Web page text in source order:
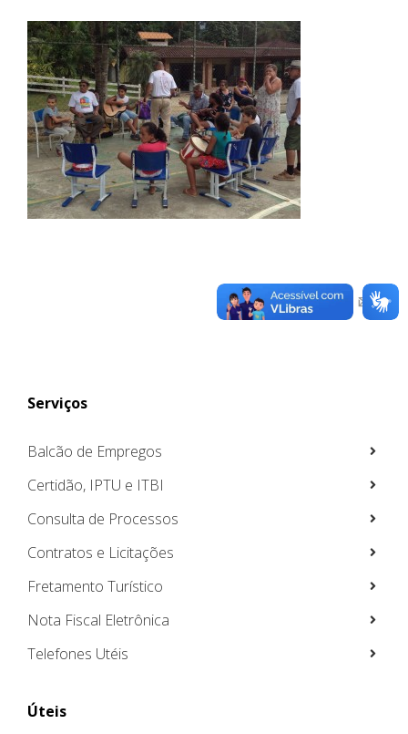
Serviços
Balcão de Empregos
Certidão, IPTU e ITBI
Consulta de Processos
Contratos e Licitações
Fretamento Turístico
Nota Fiscal Eletrônica
Telefones Utéis
Úteis